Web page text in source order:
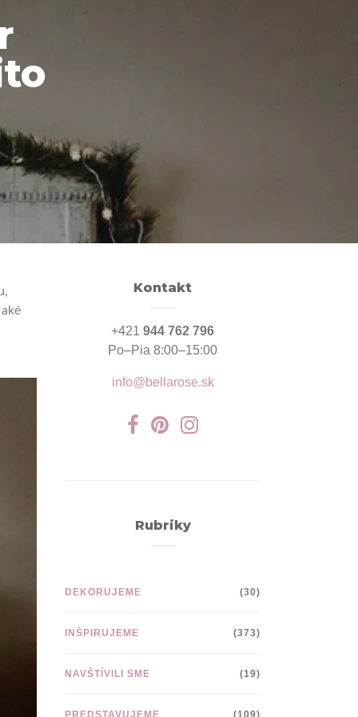
Kontakt
+421 944 762 796
Po–Pia 8:00–15:00
info@bellarose.sk
Rubriky
DEKORUJEME (30)
INŠPIRUJEME (373)
NAVŠTÍVILI SME (19)
PREDSTAVUJEME (109)